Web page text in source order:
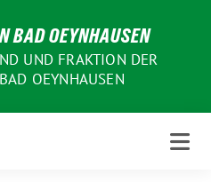
BAD OEYNHAUSEN
UND FRAKTION DER
OEYNHAUSEN